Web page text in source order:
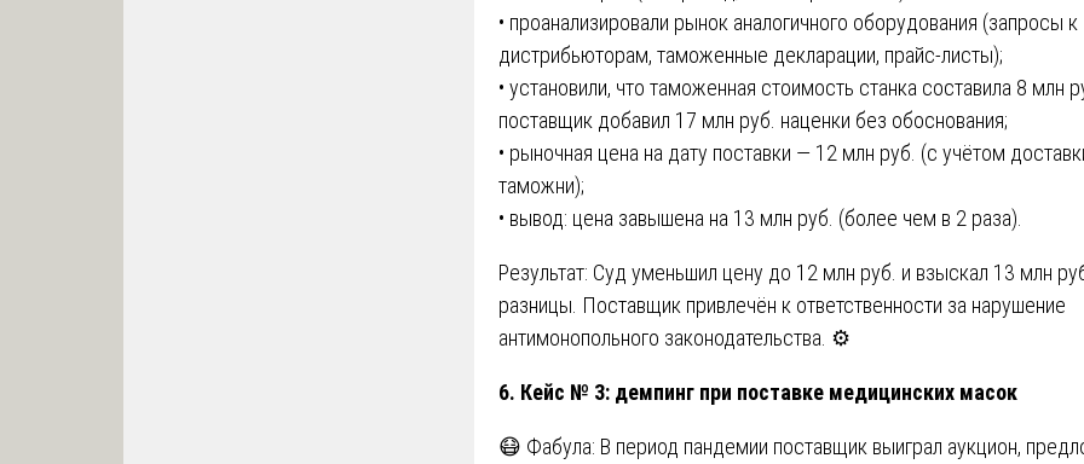
• проанализировали рынок аналогичного оборудования (запросы к
дистрибьюторам, таможенные декларации, прайс-листы);
• установили, что таможенная стоимость станка составила 8 млн
поставщик добавил 17 млн руб. наценки без обоснования;
• рыночная цена на дату поставки — 12 млн руб. (с учётом
таможни);
• вывод: цена завышена на 13 млн руб. (более чем в 2 раза).
Результат: Суд уменьшил цену до 12 млн руб. и взыскал 13 млн
разницы. Поставщик привлечён к ответственности за нарушение
антимонопольного законодательства. ⚙️
6. Кейс № 3: демпинг при поставке медицинских масок
😷 Фабула: В период пандемии поставщик выиграл аукцион,